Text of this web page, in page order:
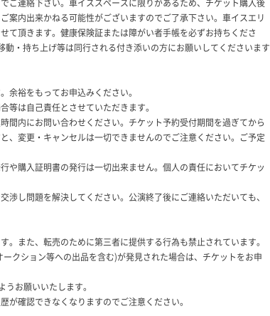
ご連絡下さい。車イススペースに限りがあるため、チケット購入後
案内出来かねる可能性がございますのでご了承下さい。車イスエリ
て頂きます。健康保険証または障がい者手帳を必ずお持ちくださ
・持ち上げ等は同行される付き添いの方にお願いしてくださいます
裕をもってお申込みください。
は自己責任とさせていただきます。
内にお問い合わせください。チケット予約受付期間を過ぎてから
、変更・キャンセルは一切できませんのでご注意ください。ご予定
購入証明書の発行は一切出来ません。個人の責任においてチケッ
し問題を解決してください。公演終了後にご連絡いただいても、
また、転売のために第三者に提供する行為も禁止されています。
クション等への出品を含む)が発見された場合は、チケットをお申
お願いいたします。
確認できなくなりますのでご注意ください。